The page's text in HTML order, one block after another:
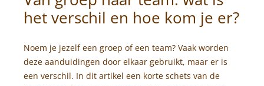
het verschil en hoe kom je er?
Noem je jezelf een groep of een team? Vaak worden
deze aanduidingen door elkaar gebruikt, maar er is
een verschil. In dit artikel een korte schets van de